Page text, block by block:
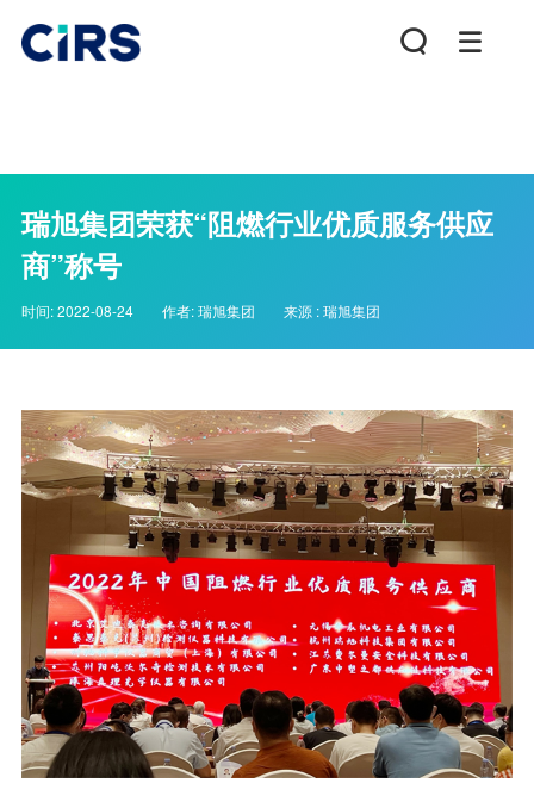
瑞旭集团荣获“阻燃行业优质服务供应
商”称号
时间:2022-08-24 作者:瑞旭集团 来源 :瑞旭集团